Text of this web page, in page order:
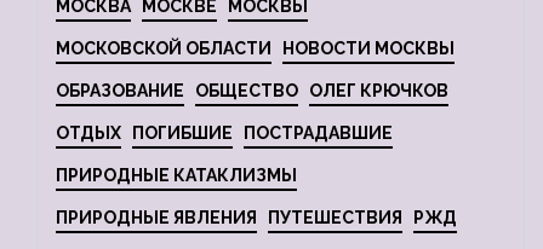
МОСКВА МОСКВЕ МОСКВЫ
МОСКОВСКОЙ ОБЛАСТИ НОВОСТИ МОСКВЫ
ОБРАЗОВАНИЕ ОБЩЕСТВО ОЛЕГ КРЮЧКОВ
ОТДЫХ ПОГИБШИЕ ПОСТРАДАВШИЕ
ПРИРОДНЫЕ КАТАКЛИЗМЫ
ПРИРОДНЫЕ ЯВЛЕНИЯ ПУТЕШЕСТВИЯ РЖД